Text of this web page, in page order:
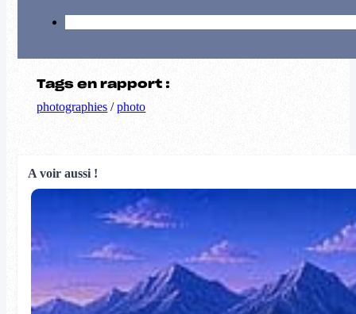
Tags en rapport :
photographies /photo
A voir aussi !